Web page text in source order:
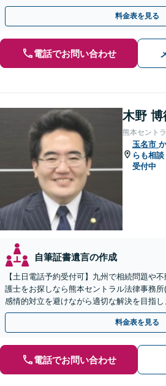
執行／事業承継など、お任せください」【
料金表を見る
電話でお問い合わせ
木野 博
熊本セント
玉名市 か
らも相談
受付中
自筆証書遺言の作成
【土日電話予約受付可】九州で相続問題や
護士をお探しなら熊本セントラル法律事務所
感情的対立を避けながら適切な解決を目指
付可】【休日・夜間相談可】
料金表を見る
電話でお問い合わせ